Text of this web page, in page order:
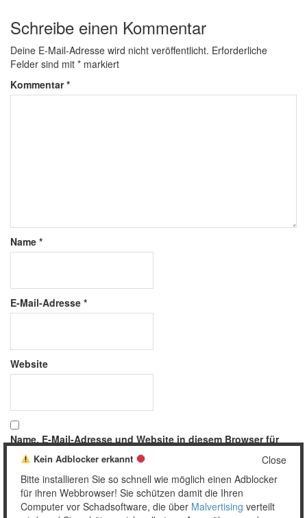
Schreibe einen Kommentar
Deine E-Mail-Adresse wird nicht veröffentlicht. Erforderliche
Felder sind mit * markiert
Kommentar*
Name *
E-Mail-Adresse *
Website
Name, E-Mail-Adresse und Website in diesem Browser für
meinen nächsten Kommentar speichern.
Close
Kein Adblocker erkannt
Bitte installieren Sie so schnell wie möglich einen Adblocker
für ihren Webbrowser! Sie schützen damit die Ihren
Computer vor Schadsoftware, die über Malvertising verteilt